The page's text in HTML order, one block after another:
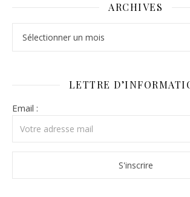
ARCHIVES
LETTRE
Email :